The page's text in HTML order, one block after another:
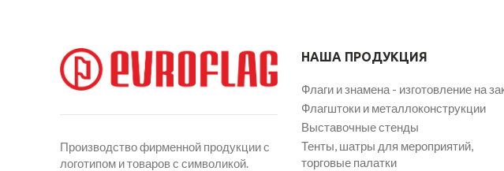
Производство фирменной продукции с
логотипом и товаров с символикой.
НАША ПРОДУКЦИЯ
Флаги и знамена - изготовление на
Флагштоки и металлоконструкции
Выставочные стенды
Тенты, шатры для мероприятий,
торговые палатки